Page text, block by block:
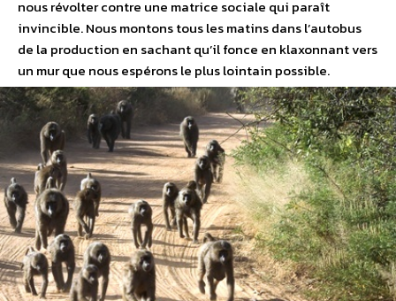
nous révolter contre une matrice sociale qui paraît
invincible. Nous montons tous les matins dans l’autobus
de la production en sachant qu’il fonce en klaxonnant vers
un mur que nous espérons le plus lointain possible.